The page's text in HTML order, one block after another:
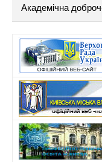
Академічна